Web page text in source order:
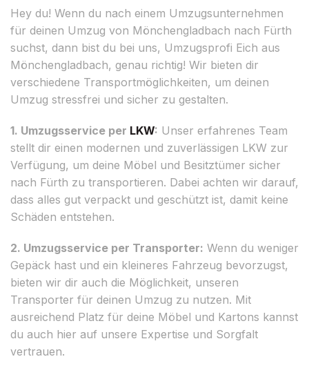
Hey du! Wenn du nach einem Umzugsunternehmen
für deinen Umzug von Mönchengladbach nach Fürth
suchst, dann bist du bei uns, Umzugsprofi Eich aus
Mönchengladbach, genau richtig! Wir bieten dir
verschiedene Transportmöglichkeiten, um deinen
Umzug stressfrei und sicher zu gestalten.
1. Umzugsservice per LKW: Unser erfahrenes Team
stellt dir einen modernen und zuverlässigen LKW zur
Verfügung, um deine Möbel und Besitztümer sicher
nach Fürth zu transportieren. Dabei achten wir darauf,
dass alles gut verpackt und geschützt ist, damit keine
Schäden entstehen.
2. Umzugsservice per Transporter: Wenn du weniger
Gepäck hast und ein kleineres Fahrzeug bevorzugst,
bieten wir dir auch die Möglichkeit, unseren
Transporter für deinen Umzug zu nutzen. Mit
ausreichend Platz für deine Möbel und Kartons kannst
du auch hier auf unsere Expertise und Sorgfalt
vertrauen.